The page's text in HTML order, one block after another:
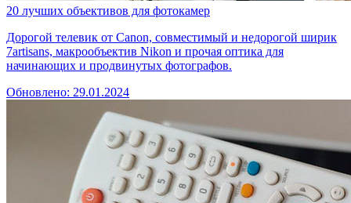
20 лучших объективов для фотокамер
Дорогой телевик от Canon, совместимый и недорогой ширик
7artisans, макрообъектив Nikon и прочая оптика для
начинающих и продвинутых фотографов.
Обновлено: 29.01.2024